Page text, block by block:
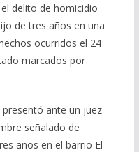
delito de homicidio
de tres años en una
ocurridos el 24
marcados por
presentó ante un juez
señalado de
años en el barrio El